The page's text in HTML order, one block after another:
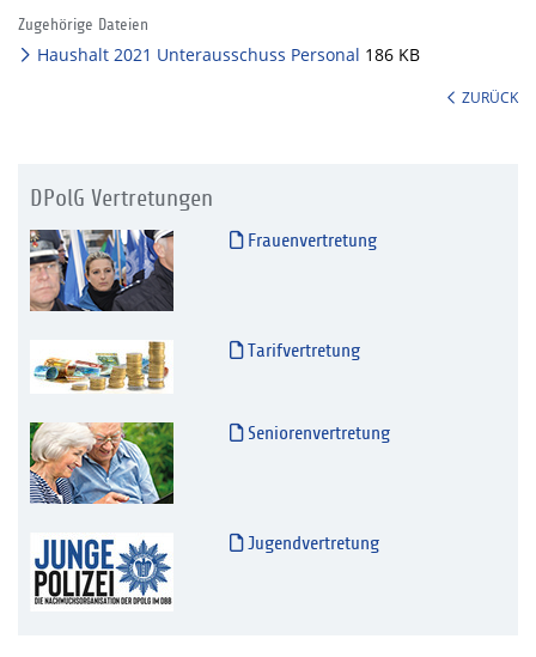
Zugehörige Dateien
Haushalt 2021 Unterausschuss Personal 186 KB
ZURÜCK
DPolG Vertretungen
Frauenvertretung
Tarifvertretung
Seniorenvertretung
Jugendvertretung